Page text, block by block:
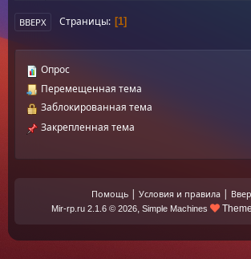
ВВЕРХ Страницы 1
Опрос
Перемещенная тема
Заблокированная тема
Закрепленная тема
Помощь | Условия и правила |
Mir-rp.ru 2.1.6 © 2026, Simple Machines